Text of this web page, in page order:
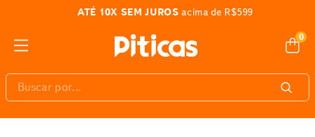
ATÉ 10X SEM JUROS acima de R$599
0
Buscar por...